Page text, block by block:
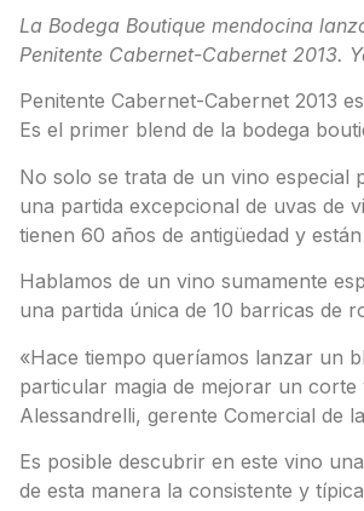
La Bodega Boutique mendocina
Penitente Cabernet-Cabernet 2013.
Penitente Cabernet-Cabernet 2013
Es el primer blend de la bodega
No solo se trata de un vino especial
una partida excepcional de uvas de
tienen 60 años de antigüedad y
Hablamos de un vino sumamente
una partida única de 10 barricas de
«Hace tiempo queríamos lanzar un
particular magia de mejorar un
Alessandrelli, gerente Comercial de
Es posible descubrir en este vino
de esta manera la consistente y